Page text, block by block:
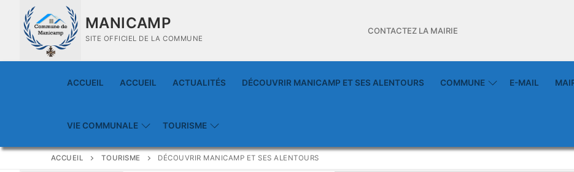
MANICAMP
SITE OFFICIEL DE LA COMMUNE
CONTACTEZ LA MAIRIE
ACCUEIL ACCUEIL ACTUALITÉS DÉCOUVRIR MANICAMP ET SES ALENTOURS COMMUNE E-MAIL
VIE COMMUNALE TOURISME
ACCUEIL TOURISME DÉCOUVRIR MANICAMP ET SES ALENTOURS